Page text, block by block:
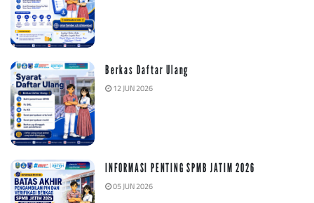
Berkas Daftar Ulang
12 JUN 2026
INFORMASI PENTING SPMB JATIM 2026
05 JUN 2026